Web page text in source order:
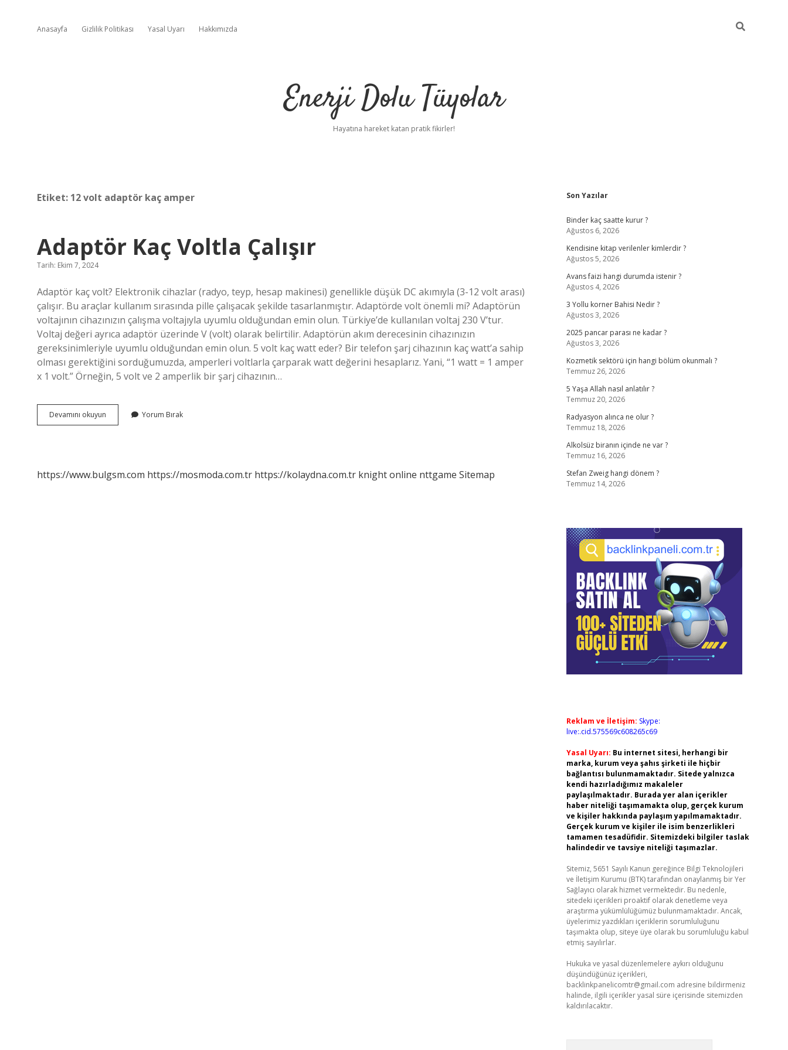
Anasayfa Gizlilik Politikası Yasal Uyarı Hakkımızda
Enerji Dolu Tüyolar
Hayatına hareket katan pratik fikirler!
Etiket: 12 volt adaptör kaç amper
Adaptör Kaç Voltla Çalışır
Tarih: Ekim 7, 2024
Adaptör kaç volt? Elektronik cihazlar (radyo, teyp, hesap makinesi) genellikle düşük DC akımıyla (3-12 volt arası)
çalışır. Bu araçlar kullanım sırasında pille çalışacak şekilde tasarlanmıştır. Adaptörde volt önemli mi? Adaptörün
voltajının cihazınızın çalışma voltajıyla uyumlu olduğundan emin olun. Türkiye’de kullanılan voltaj 230 V’tur.
Voltaj değeri ayrıca adaptör üzerinde V (volt) olarak belirtilir. Adaptörün akım derecesinin cihazınızın
gereksinimleriyle uyumlu olduğundan emin olun. 5 volt kaç watt eder? Bir telefon şarj cihazının kaç watt’a sahip
olması gerektiğini sorduğumuzda, amperleri voltlarla çarparak watt değerini hesaplarız. Yani, “1 watt = 1 amper
x 1 volt.” Örneğin, 5 volt ve 2 amperlik bir şarj cihazının…
Devamını okuyun Adaptör
Kaç
Yorum Bırak
https://www.bulgsm.com https://mosmoda.com.tr https://kolaydna.com.tr knight online nttgame Sitemap
Sidebar
Son Yazılar
Binder kaç saatte kurur ?
Ağustos 6, 2026
Kendisine kitap verilenler kimlerdir ?
Ağustos 5, 2026
Avans faizi hangi durumda istenir ?
Ağustos 4, 2026
3 Yollu korner Bahisi Nedir ?
Ağustos 3, 2026
2025 pancar parası ne kadar ?
Ağustos 3, 2026
Kozmetik sektörü için hangi bölüm okunmalı ?
Temmuz 26, 2026
5 Yaşa Allah nasıl anlatılır ?
Temmuz 20, 2026
Radyasyon alınca ne olur ?
Temmuz 18, 2026
Alkolsüz biranın içinde ne var ?
Temmuz 16, 2026
Stefan Zweig hangi dönem ?
Temmuz 14, 2026
Reklam ve İletişim: Skype:
live:.cid.575569c608265c69
Yasal Uyarı: Bu internet sitesi, herhangi bir
marka, kurum veya şahıs şirketi ile hiçbir
bağlantısı bulunmamaktadır. Sitede yalnızca
kendi hazırladığımız makaleler
paylaşılmaktadır. Burada yer alan içerikler
haber niteliği taşımamakta olup, gerçek kurum
ve kişiler hakkında paylaşım yapılmamaktadır.
Gerçek kurum ve kişiler ile isim benzerlikleri
tamamen tesadüfidir. Sitemizdeki bilgiler taslak
halindedir ve tavsiye niteliği taşımazlar.
Sitemiz, 5651 Sayılı Kanun gereğince Bilgi Teknolojileri
ve İletişim Kurumu (BTK) tarafından onaylanmış bir Yer
Sağlayıcı olarak hizmet vermektedir. Bu nedenle,
sitedeki içerikleri proaktif olarak denetleme veya
araştırma yükümlülüğümüz bulunmamaktadır. Ancak,
üyelerimiz yazdıkları içeriklerin sorumluluğunu
taşımakta olup, siteye üye olarak bu sorumluluğu kabul
etmiş sayılırlar.
Hukuka ve yasal düzenlemelere aykırı olduğunu
düşündüğünüz içerikleri,
backlinkpanelicomtr@gmail.com adresine bildirmeniz
halinde, ilgili içerikler yasal süre içerisinde sitemizden
kaldırılacaktır.